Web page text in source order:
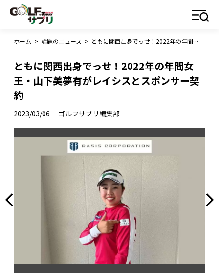
ホーム > 話題のニュース > ともに関西出身でっせ！2022年の年間女王・山下美夢有がレイシスとスポンサー契約
ともに関西出身でっせ！2022年の年間女
王・山下美夢有がレイシスとスポンサー契
約
2023/03/06 ゴルフサプリ編集部